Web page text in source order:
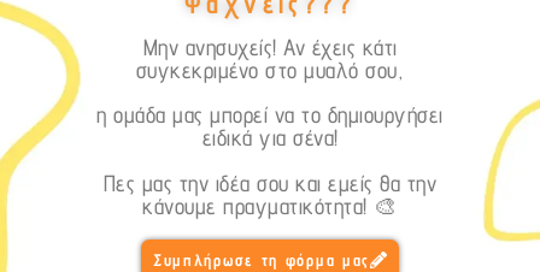
Μην ανησυχείς! Αν έχεις κάτι
συγκεκριμένο στο μυαλό σου,
η ομάδα μας μπορεί να το δημιουργήσει
ειδικά για σένα!
Πες μας την ιδέα σου και εμείς θα την
κάνουμε πραγματικότητα! 🎨
Συμπλήρωσε τη φόρμα μας